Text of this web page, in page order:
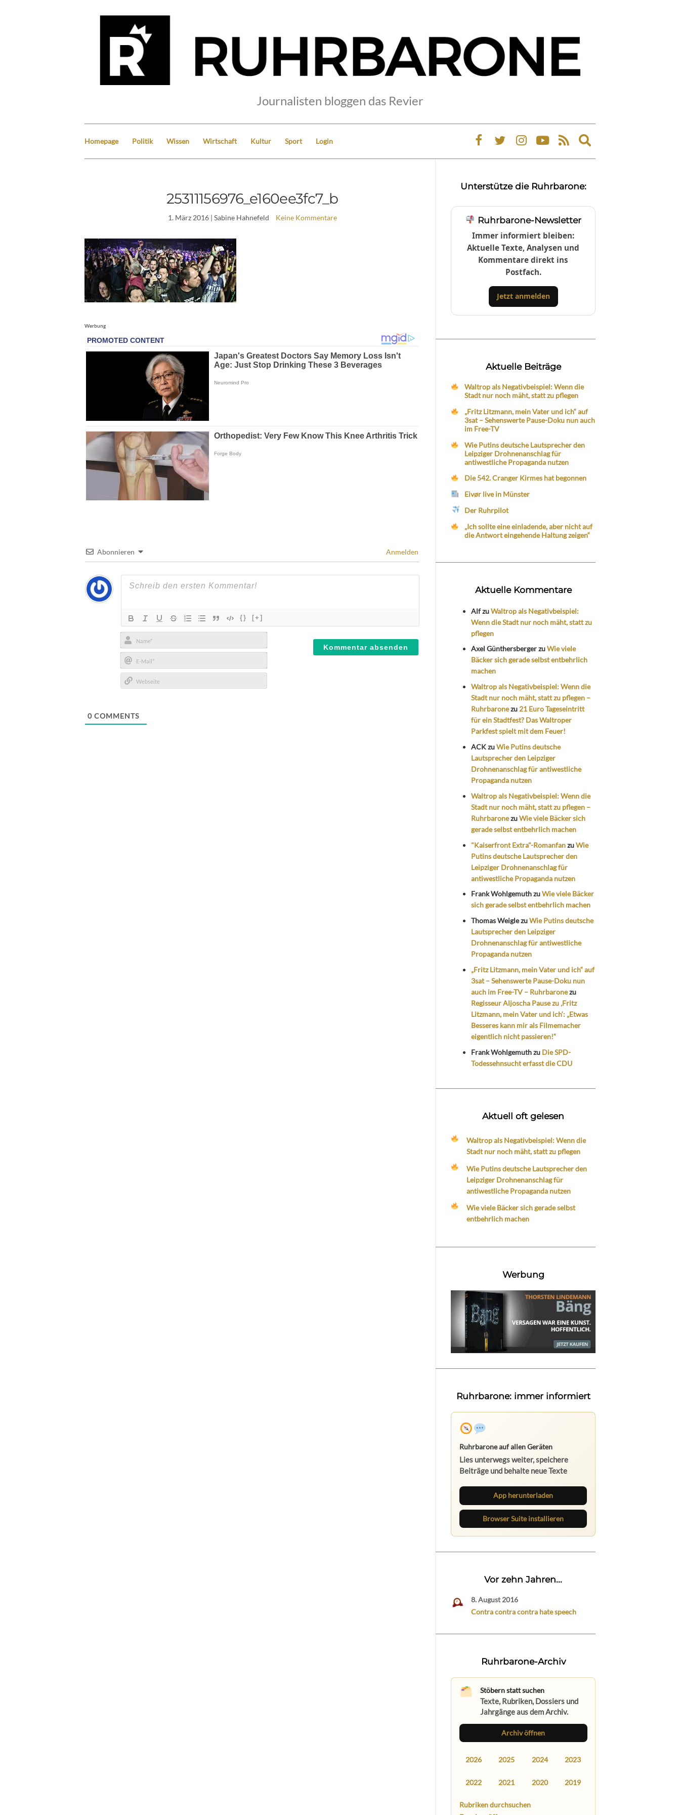
Journalisten bloggen das Revier
Homepage Politik Wissen Wirtschaft Kultur Sport Login
Expand
search
25311156976_e160ee3fc7_b
1. März 2016| Sabine Hahnefeld Keine Kommentare
Werbung
Abonnieren Anmelden
{} [+]
Name*
E-
Mail*
0 COMMENTS
Unterstütze die Ruhrbarone:
Ruhrbarone-Newsletter
Immer informiert bleiben:
Aktuelle Texte, Analysen und
Kommentare direkt ins
Postfach.
Jetzt anmelden
Aktuelle Beiträge
Waltrop als Negativbeispiel: Wenn die
Stadt nur noch mäht, statt zu pflegen
„Fritz Litzmann, mein Vater und ich“ auf
3sat – Sehenswerte Pause-Doku nun auch
im Free-TV
Wie Putins deutsche Lautsprecher den
Leipziger Drohnenanschlag für
antiwestliche Propaganda nutzen
Die 542. Cranger Kirmes hat begonnen
Eivør live in Münster
Der Ruhrpilot
„Ich sollte eine einladende, aber nicht auf
die Antwort eingehende Haltung zeigen“
Aktuelle Kommentare
AlfzuWaltrop als Negativbeispiel:
Wenn die Stadt nur noch mäht, statt zu
pflegen
Axel GünthersbergerzuWie viele
Bäcker sich gerade selbst entbehrlich
machen
Waltrop als Negativbeispiel: Wenn die
Stadt nur noch mäht, statt zu pflegen –
Ruhrbaronezu 21 Euro Tageseintritt
für ein Stadtfest? Das Waltroper
Parkfest spielt mit dem Feuer!
ACKzuWie Putins deutsche
Lautsprecher den Leipziger
Drohnenanschlag für antiwestliche
Propaganda nutzen
Waltrop als Negativbeispiel: Wenn die
Stadt nur noch mäht, statt zu pflegen –
RuhrbaronezuWie viele Bäcker sich
gerade selbst entbehrlich machen
"Kaiserfront Extra"-RomanfanzuWie
Putins deutsche Lautsprecher den
Leipziger Drohnenanschlag für
antiwestliche Propaganda nutzen
Frank WohlgemuthzuWie viele Bäcker
sich gerade selbst entbehrlich machen
Thomas WeiglezuWie Putins deutsche
Lautsprecher den Leipziger
Drohnenanschlag für antiwestliche
Propaganda nutzen
„Fritz Litzmann, mein Vater und ich“ auf
3sat – Sehenswerte Pause-Doku nun
auch im Free-TV – Ruhrbaronezu
Regisseur Aljoscha Pause zu ‚Fritz
Litzmann, mein Vater und ich‘: „Etwas
Besseres kann mir als Filmemacher
eigentlich nicht passieren!“
Frank Wohlgemuthzu Die SPD-
Todessehnsucht erfasst die CDU
Aktuell oft gelesen
Waltrop als Negativbeispiel: Wenn die
Stadt nur noch mäht, statt zu pflegen
Wie Putins deutsche Lautsprecher den
Leipziger Drohnenanschlag für
antiwestliche Propaganda nutzen
Wie viele Bäcker sich gerade selbst
entbehrlich machen
Werbung
Ruhrbarone: immer informiert
Ruhrbarone auf allen Geräten
Lies unterwegs weiter, speichere
Beiträge und behalte neue Texte
App herunterladen
Browser Suite installieren
Vor zehn Jahren...
8. August 2016
Contra contra contra hate speech
Ruhrbarone-Archiv
Stöbern statt suchen
Texte, Rubriken, Dossiers und
Jahrgänge aus dem Archiv.
Archiv öffnen
2026 2025 2024 2023
2022 2021 2020 2019
Rubriken durchsuchen